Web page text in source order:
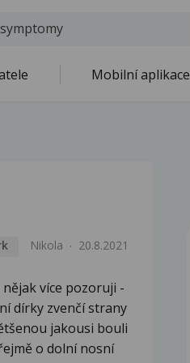
Mobilní aplikace
Nikola 20.8.2021
více pozoruji -
dírky zvenčí strany
jakousi bouli
o dolní nosní